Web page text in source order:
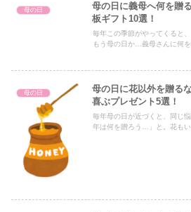
母の日
母の日に義母へ何を贈
板ギフト10選！
毎年この季節がやってくると
もう母の日か…義母さんに何
母の日
母の日に花以外を贈る
喜ぶプレゼント5選！
毎年母の日が近づくと、同じ
年は何を贈ろう…」と。花も